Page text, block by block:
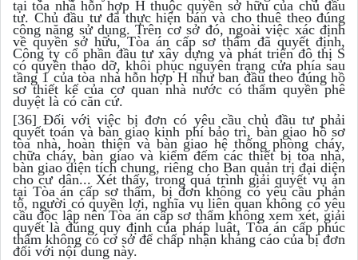
tại tòa nhà hỗn hợp H thuộc quyền sở hữu của chủ đầu
tư. Chủ đầu tư đã thực hiện bán và cho thuê theo đúng
công năng sử dụng. Trên cơ sở đó, ngoài việc xác định
về quyền sở hữu, Tòa án cấp sơ thẩm đã quyết định,
Công ty cổ phần đầu tư xây dựng và phát triển đô thị S
có quyền tháo dỡ, khôi phục nguyên trạng cửa phía sau
tầng 1 của tòa nhà hỗn hợp H như ban đầu theo đúng hồ
sơ thiết kế của cơ quan nhà nước có thẩm quyền phê
duyệt là có căn cứ.
[36] Đối với việc bị đơn có yêu cầu chủ đầu tư phải
quyết toán và bàn giao kinh phí bảo trì, bàn giao hồ sơ
tòa nhà, hoàn thiện và bàn giao hệ thống phòng cháy,
chữa cháy, bàn giao và kiểm đếm các thiết bị tòa nhà,
bàn giao diện tích chung, riêng cho Ban quản trị đại diện
cho cư dân... Xét thấy, trong quá trình giải quyết vụ án
tại Tòa án cấp sơ thẩm, bị đơn không có yêu cầu phản
tố, người có quyền lợi, nghĩa vụ liên quan không có yêu
cầu độc lập nên Tòa án cấp sơ thẩm không xem xét, giải
quyết là đúng quy định của pháp luật, Tòa án cấp phúc
thẩm không có cơ sở để chấp nhận kháng cáo của bị đơn
đối với nội dung này.